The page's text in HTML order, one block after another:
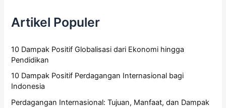
Artikel Populer
10 Dampak Positif Globalisasi dari Ekonomi hingga
Pendidikan
10 Dampak Positif Perdagangan Internasional bagi
Indonesia
Perdagangan Internasional: Tujuan, Manfaat, dan Dampak